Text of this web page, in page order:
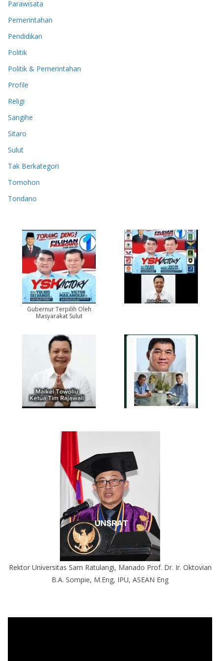
Parawisata
Pemerintahan
Pendidikan
Politik
Politik & Pemerintahan
Profile
Religi
Sangihe
Sitaro
Sulut
Tak Berkategori
Tomohon
Tondano
Gubernur Terpilih Oleh
Masyarakat Sulut
Rektor Universitas Sam Ratulangi, Manado Prof. Dr. Ir. Oktovian
B.A. Sompie, M.Eng, IPU, ASEAN Eng